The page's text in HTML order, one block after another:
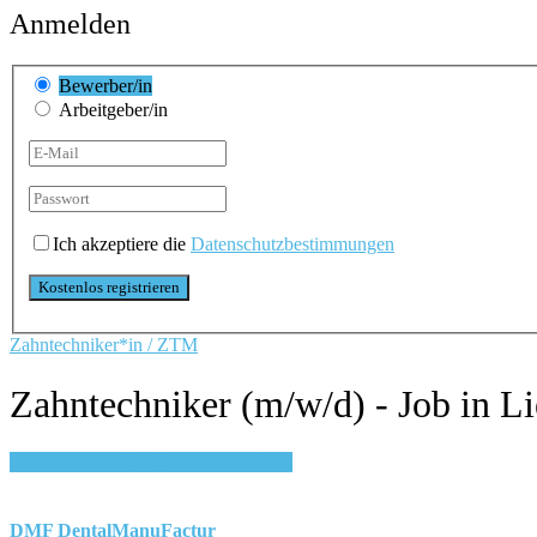
Anmelden
Bewerber/in
Arbeitgeber/in
Ich akzeptiere die Datenschutzbestimmungen
Zahntechniker*in / ZTM
Zahntechniker (m/w/d) - Job in
DMF DentalManuFactur